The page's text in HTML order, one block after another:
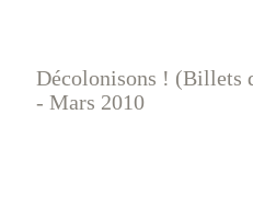
Décolonisons ! (Billets
- Mars 2010